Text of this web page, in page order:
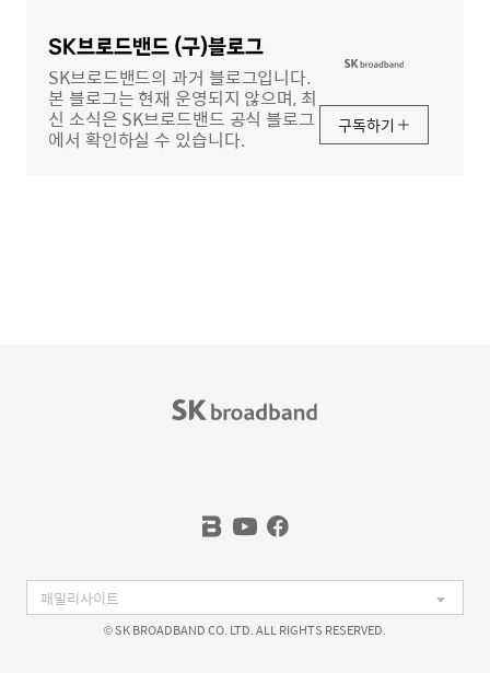
SK브로드밴드 (구)블로그
SK브로드밴드의 과거 블로그입니다.
본 블로그는 현재 운영되지 않으며, 최
신 소식은 SK브로드밴드 공식 블로그
에서 확인하실 수 있습니다.
구독하기
© SK BROADBAND CO. LTD. ALL RIGHTS RESERVED.